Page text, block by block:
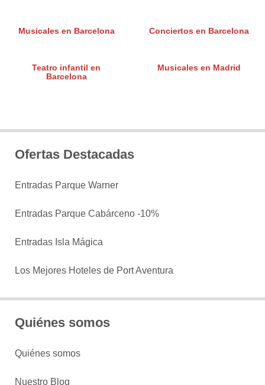
Musicales en Barcelona Conciertos en Barcelona
Teatro infantil en
Barcelona
Musicales en Madrid
Ofertas Destacadas
Entradas Parque Warner
Entradas Parque Cabárceno -10%
Entradas Isla Mágica
Los Mejores Hoteles de Port Aventura
Quiénes somos
Quiénes somos
Nuestro Blog